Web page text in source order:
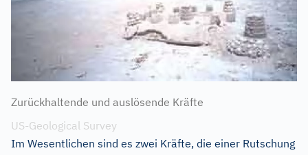
Zurückhaltende und auslösende Kräfte
US-Geological Survey
Im Wesentlichen sind es zwei Kräfte, die einer Rutschung